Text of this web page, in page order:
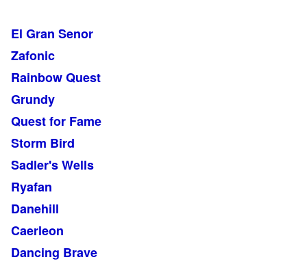
El Gran Senor
Zafonic
Rainbow Quest
Grundy
Quest for Fame
Storm Bird
Sadler's Wells
Ryafan
Danehill
Caerleon
Dancing Brave